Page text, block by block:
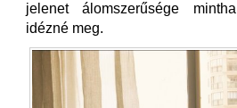
jelenet álomszerűsége
idézné meg.